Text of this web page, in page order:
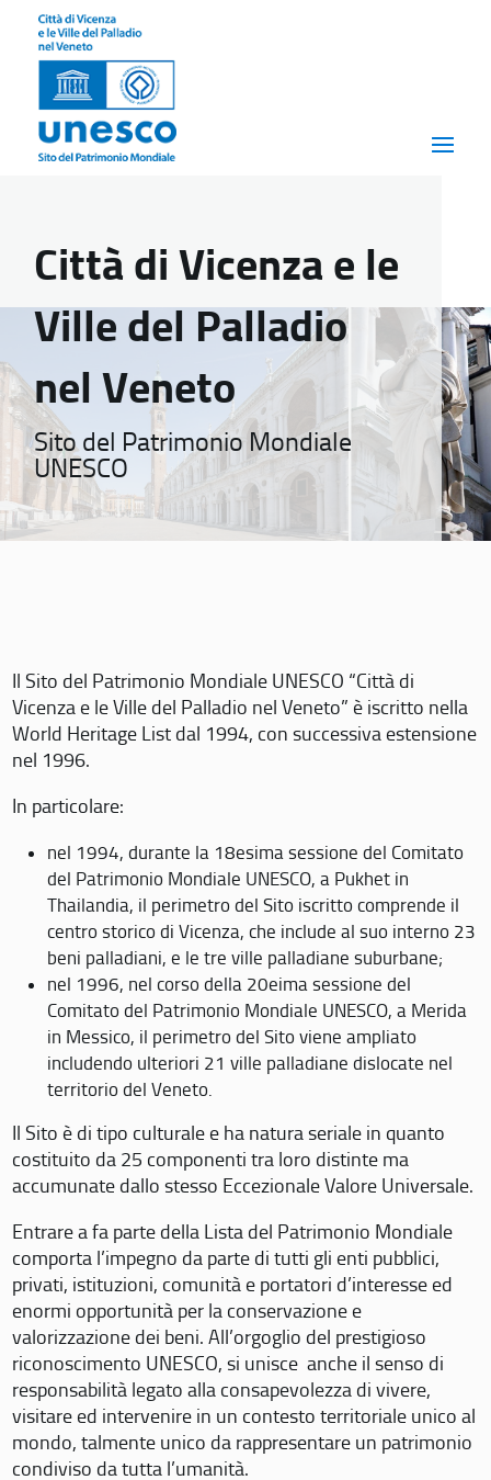
Città di Vicenza e le
Ville del Palladio
nel Veneto
Sito del Patrimonio Mondiale
UNESCO
Il Sito del Patrimonio Mondiale UNESCO “Città di
Vicenza e le Ville del Palladio nel Veneto” è iscritto nella
World Heritage List dal 1994, con successiva estensione
nel 1996.
In particolare:
nel 1994, durante la 18esima sessione del Comitato
del Patrimonio Mondiale UNESCO, a Pukhet in
Thailandia, il perimetro del Sito iscritto comprende il
centro storico di Vicenza, che include al suo interno 23
beni palladiani, e le tre ville palladiane suburbane;
nel 1996, nel corso della 20eima sessione del
Comitato del Patrimonio Mondiale UNESCO, a Merida
in Messico, il perimetro del Sito viene ampliato
includendo ulteriori 21 ville palladiane dislocate nel
territorio del Veneto.
Il Sito è di tipo culturale e ha natura seriale in quanto
costituito da 25 componenti tra loro distinte ma
accumunate dallo stesso Eccezionale Valore Universale.
Entrare a fa parte della Lista del Patrimonio Mondiale
comporta l’impegno da parte di tutti gli enti pubblici,
privati, istituzioni, comunità e portatori d’interesse ed
enormi opportunità per la conservazione e
valorizzazione dei beni. All’orgoglio del prestigioso
riconoscimento UNESCO, si unisce anche il senso di
responsabilità legato alla consapevolezza di vivere,
visitare ed intervenire in un contesto territoriale unico al
mondo, talmente unico da rappresentare un patrimonio
condiviso da tutta l’umanità.